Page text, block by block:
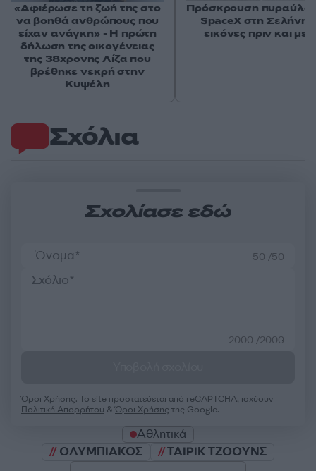
Σχόλια
Σχολίασε εδώ
50 /50
2000 /2000
Όροι Χρήσης. Το site προστατεύεται από reCAPTCHA, ισχύουν
Πολιτική Απορρήτου &Όροι Χρήσης της Google.
Αθλητικά
ΟΛΥΜΠΙΑΚΟΣ
ΤΑΙΡΙΚ ΤΖΟΟΥΝΣ
«Αφιέρωσε τη ζωή της στο
να βοηθά ανθρώπους που
είχαν ανάγκη» - Η πρώτη
δήλωση της οικογένειας
της 38χρονης Λίζα που
βρέθηκε νεκρή στην
Κυψέλη
Πρόσκρουση
SpaceX στη Σελήνη:
εικόνες πριν και